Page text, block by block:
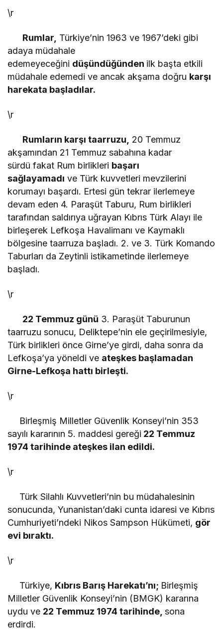
\r
Rumlar, Türkiye’nin 1963 ve 1967’deki gibi
adaya müdahale
edemeyeceğini düşündüğünden ilk başta etkili
müdahale edemedi ve ancak akşama doğru karşı
harekata başladılar.
\r
Rumların karşı taarruzu,
20 Temmuz
akşamından 21 Temmuz sabahına kadar
sürdü fakat Rum birlikleri başarı
sağlayamadı ve Türk kuvvetleri mevzilerini
korumayı başardı. Ertesi gün tekrar ilerlemeye
devam eden 4. Paraşüt Taburu, Rum birlikleri
tarafından saldırıya uğrayan Kıbrıs Türk Alayı ile
birleşerek Lefkoşa Havalimanı ve Kaymaklı
bölgesine taarruza başladı. 2. ve 3. Türk Komando
Taburları da Zeytinli istikametinde ilerlemeye
başladı.
\r
22 Temmuz günü 3. Paraşüt Taburunun
taarruzu sonucu, Deliktepe’nin ele geçirilmesiyle,
Türk birlikleri önce Girne’ye girdi, daha sonra da
Lefkoşa’ya yöneldi ve ateşkes başlamadan
Girne-Lefkoşa hattı birleşti.
\r
Birleşmiş Milletler Güvenlik Konseyi’nin 353
sayılı kararının 5. maddesi gereği 22 Temmuz
1974 tarihinde ateşkes ilan edildi.
\r
Türk Silahlı Kuvvetleri’nin bu müdahalesinin
sonucunda, Yunanistan’daki cunta idaresi ve Kıbrıs
Cumhuriyeti’ndeki Nikos Sampson Hükümeti, gör
evi bıraktı.
\r
Türkiye, Kıbrıs Barış Harekatı’nı; Birleşmiş
Milletler Güvenlik Konseyi’nin (BMGK) kararına
uydu ve 22 Temmuz 1974 tarihinde,sona
erdirdi.